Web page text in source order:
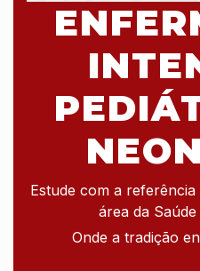
Estude com a
área da
Onde a tradição